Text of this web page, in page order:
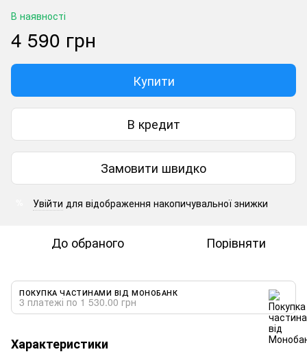
В наявності
4 590 грн
Купити
В кредит
Замовити швидко
Увійти для відображення накопичувальної знижки
До обраного Порівняти
ПОКУПКА ЧАСТИНАМИ ВІД МОНОБАНК
3 платежі по 1 530.00 грн
Характеристики